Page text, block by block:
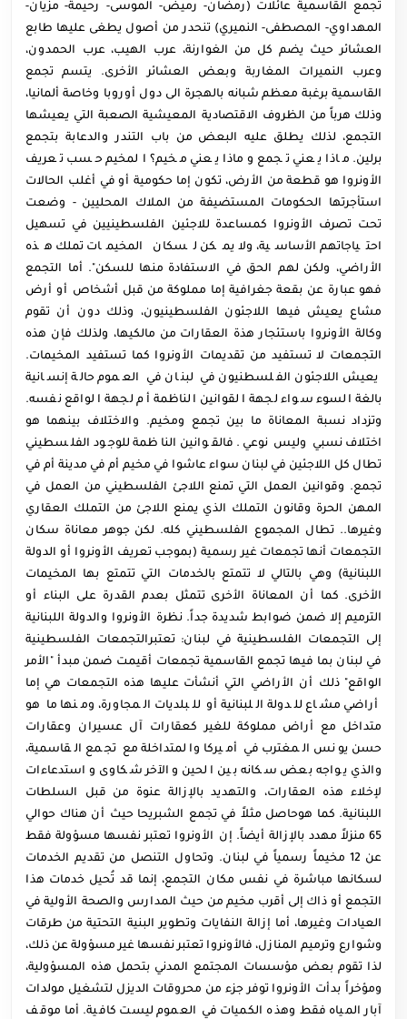
تجمع القاسمية عائلات (رمضان- رميض- الموسى- رحيمة- مزيان-
المهداوي- المصطفى- النميري) تنحدر من أصول يطغى عليها طابع
العشائر حيث يضم كل من الغوارنة، عرب الهيب، عرب الحمدون،
وعرب النميرات المغاربة وبعض العشائر الأخرى. يتسم تجمع
القاسمية برغبة معظم شبانه بالهجرة الى دول أوروبا وخاصة ألمانيا،
وذلك هرباً من الظروف الاقتصادية المعيشية الصعبة التي يعيشها
التجمع، لذلك يطلق عليه البعض من باب التندر والدعابة بتجمع
برلين. ماذا يعني تجمع وماذا يعني مخيم؟ المخيم حسب تعريف
الأونروا هو قطعة من الأرض، تكون إما حكومية أو في أغلب الحالات
استأجرتها الحكومات المستضيفة من الملاك المحليين - وضعت
تحت تصرف الأونروا كمساعدة للاجئين الفلسطينيين في تسهيل
احتياجاتهم الأساسية، ولا يمكن لسكان المخيمات تملك هذه
الأراضي، ولكن لهم الحق في الاستفادة منها للسكن". أما التجمع
فهو عبارة عن بقعة جغرافية إما مملوكة من قبل أشخاص أو أرض
مشاع يعيش فيها اللاجئون الفلسطينيون، وذلك دون أن تقوم
وكالة الأونروا باستئجار هذة العقارات من مالكيها، ولذلك فإن هذه
التجمعات لا تستفيد من تقديمات الأونروا كما تستفيد المخيمات.
يعيش اللاجئون الفلسطنيون في لبنان في العموم حالة إنسانية
بالغة السوء سواء لجهة القوانين الناظمة أم لجهة الواقع نفسه.
وتزداد نسبة المعاناة ما بين تجمع ومخيم. والاختلاف بينهما هو
اختلاف نسبي وليس نوعي. فالقوانين الناظمة للوجود الفلسطيني
تطال كل اللاجئين في لبنان سواء عاشوا في مخيم أم في مدينة أم في
تجمع. وقوانين العمل التي تمنع اللاجئ الفلسطيني من العمل في
المهن الحرة وقانون التملك الذي يمنع اللاجئ من التملك العقاري
وغيرها.. تطال المجموع الفلسطيني كله. لكن جوهر معاناة سكان
التجمعات أنها تجمعات غير رسمية (بموجب تعريف الأونروا أو الدولة
اللبنانية) وهي بالتالي لا تتمتع بالخدمات التي تتمتع بها المخيمات
الأخرى. كما أن المعاناة الأخرى تتمثل بعدم القدرة على البناء أو
الترميم إلا ضمن ضوابط شديدة جداً. نظرة الأونروا والدولة اللبنانية
إلى التجمعات الفلسطينية في لبنان: تعتبرالتجمعات الفلسطينية
في لبنان بما فيها تجمع القاسمية تجمعات أقيمت ضمن مبدأ "الأمر
الواقع" ذلك أن الأراضي التي أنشأت عليها هذه التجمعات هي إما
أراضي مشاع للدولة اللبنانية أو للبلديات المجاورة، ومنها ما هو
متداخل مع أراض مملوكة للغير كعقارات آل عسيران وعقارات
حسن يونس المغترب في أميركا والمتداخلة مع تجمع القاسمية،
والذي يواجه بعض سكانه بين الحين والآخر شكاوى واستدعاءات
لإخلاء هذه العقارات، والتهديد بالإزالة عنوة من قبل السلطات
اللبنانية. كما هوحاصل مثلاً في تجمع الشبريحا حيث أن هناك حوالي
65 منزلاً مهدد بالإزالة أيضاً. إن الأونروا تعتبر نفسها مسؤولة فقط
عن 12 مخيماً رسمياً في لبنان. وتحاول التنصل من تقديم الخدمات
لسكانها مباشرة في نفس مكان التجمع، إنما قد تُحيل خدمات هذا
التجمع أو ذاك إلى أقرب مخيم من حيث المدارس والصحة الأولية في
العيادات وغيرها، أما إزالة النفايات وتطوير البنية التحتية من طرقات
وشوارع وترميم المنازل، فالأونروا تعتبر نفسها غير مسؤولة عن ذلك،
لذا تقوم بعض مؤسسات المجتمع المدني بتحمل هذه المسؤولية،
ومؤخراً بدأت الأونروا توفر جزء من محروقات الديزل لتشغيل مولدات
آبار المياه فقط وهذه الكميات في العموم ليست كافية. أما موقف